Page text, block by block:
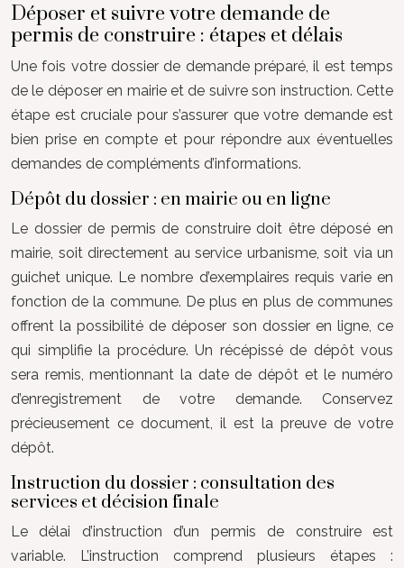
Déposer et suivre votre demande de
permis de construire : étapes et délais
Une fois votre dossier de demande préparé, il est temps
de le déposer en mairie et de suivre son instruction. Cette
étape est cruciale pour s’assurer que votre demande est
bien prise en compte et pour répondre aux éventuelles
demandes de compléments d’informations.
Dépôt du dossier : en mairie ou en ligne
Le dossier de permis de construire doit être déposé en
mairie, soit directement au service urbanisme, soit via un
guichet unique. Le nombre d’exemplaires requis varie en
fonction de la commune. De plus en plus de communes
offrent la possibilité de déposer son dossier en ligne, ce
qui simplifie la procédure. Un récépissé de dépôt vous
sera remis, mentionnant la date de dépôt et le numéro
d’enregistrement de votre demande. Conservez
précieusement ce document, il est la preuve de votre
dépôt.
Instruction du dossier : consultation des
services et décision finale
Le délai d’instruction d’un permis de construire est
variable. L’instruction comprend plusieurs étapes :